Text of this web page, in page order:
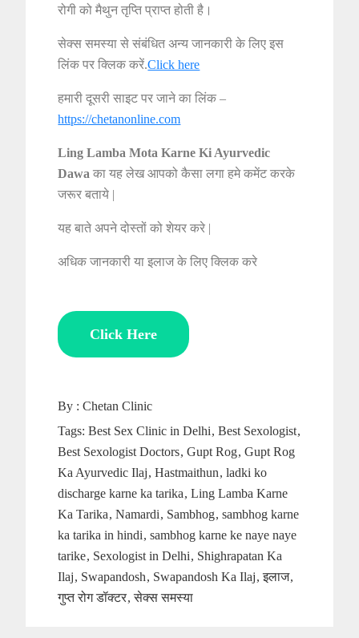
रोगी को मैथुन तृप्ति प्राप्त होती है।
सेक्स समस्या से संबंधित अन्य जानकारी के लिए इस
लिंक पर क्लिक करें.Click here
हमारी दूसरी साइट पर जाने का लिंक –
https://chetanonline.com
Ling Lamba Mota Karne Ki Ayurvedic
Dawa का यह लेख आपको कैसा लगा हमे कमेंट करके
जरूर बताये |
यह बाते अपने दोस्तों को शेयर करे |
अधिक जानकारी या इलाज के लिए क्लिक करे
Click Here
By :Chetan Clinic
Tags:Best Sex Clinic in Delhi
Best Sexologist
Best Sexologist Doctors Gupt Rog Gupt Rog
Ka Ayurvedic Ilaj
Hastmaithun
ladki ko
discharge karne ka tarika
Ling Lamba Karne
Ka Tarika
Namardi Sambhog sambhog karne
ka tarika in hindi
sambhog karne ke naye naye
tarike Sexologist in Delhi
Shighrapatan Ka
Ilaj
Swapandosh Swapandosh Ka Ilaj
इलाज
गुप्त रोग डॉक्टर सेक्स समस्या